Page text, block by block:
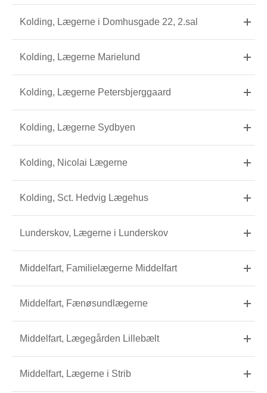
Kolding, Lægerne i Domhusgade 22, 2.sal
Kolding, Lægerne Marielund
Kolding, Lægerne Petersbjerggaard
Kolding, Lægerne Sydbyen
Kolding, Nicolai Lægerne
Kolding, Sct. Hedvig Lægehus
Lunderskov, Lægerne i Lunderskov
Middelfart, Familielægerne Middelfart
Middelfart, Fænøsundlægerne
Middelfart, Lægegården Lillebælt
Middelfart, Lægerne i Strib